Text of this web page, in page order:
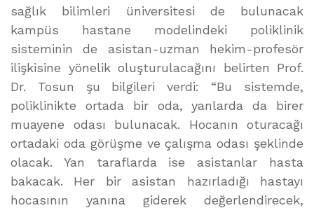
sağlık bilimleri üniversitesi de bulunacak
kampüs hastane modelindeki poliklinik
sisteminin de asistan-uzman hekim-profesör
ilişkisine yönelik oluşturulacağını belirten Prof.
Dr. Tosun şu bilgileri verdi: “Bu sistemde,
poliklinikte ortada bir oda, yanlarda da birer
muayene odası bulunacak. Hocanın oturacağı
ortadaki oda görüşme ve çalışma odası şeklinde
olacak. Yan taraflarda ise asistanlar hasta
bakacak. Her bir asistan hazırladığı hastayı
hocasının yanına giderek değerlendirecek,